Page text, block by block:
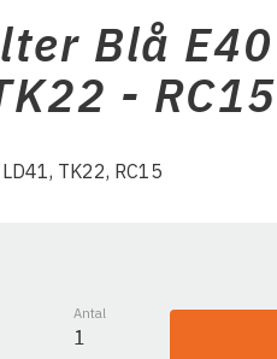
Blå
- RC15
TK22, RC15
Antal